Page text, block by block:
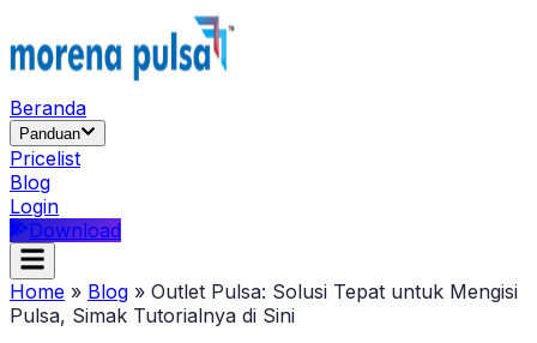
Beranda
Panduan
Pricelist
Blog
Login
Download
Home » Blog » Outlet Pulsa: Solusi Tepat untuk Mengisi
Pulsa, Simak Tutorialnya di Sini